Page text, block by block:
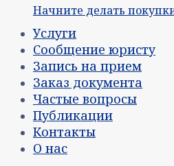
Начните делать
Услуги
Сообщение юристу
Запись на прием
Заказ документа
Частые вопросы
Публикации
Контакты
О нас